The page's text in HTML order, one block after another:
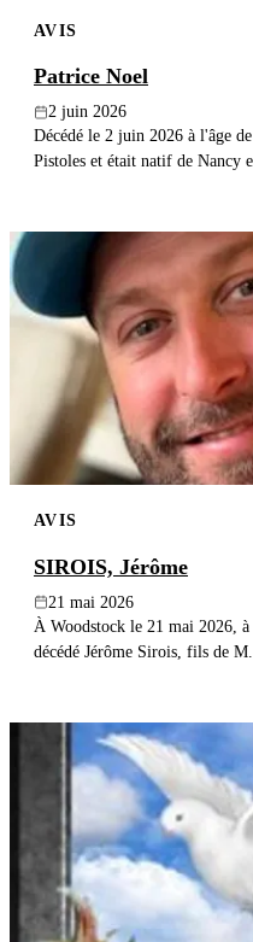
AVIS
Patrice Noel
2 juin 2026
Décédé le 2 juin 2026 à l'âge
Pistoles et était natif de Nancy
AVIS
SIROIS, Jérôme
21 mai 2026
À Woodstock le 21 mai 2026, à
décédé Jérôme Sirois, fils de M.